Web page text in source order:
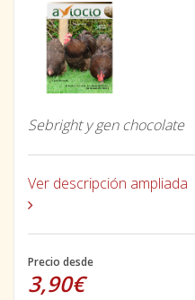
Sebright y gen chocolate
Ver descripción ampliada
Precio desde
3,90€